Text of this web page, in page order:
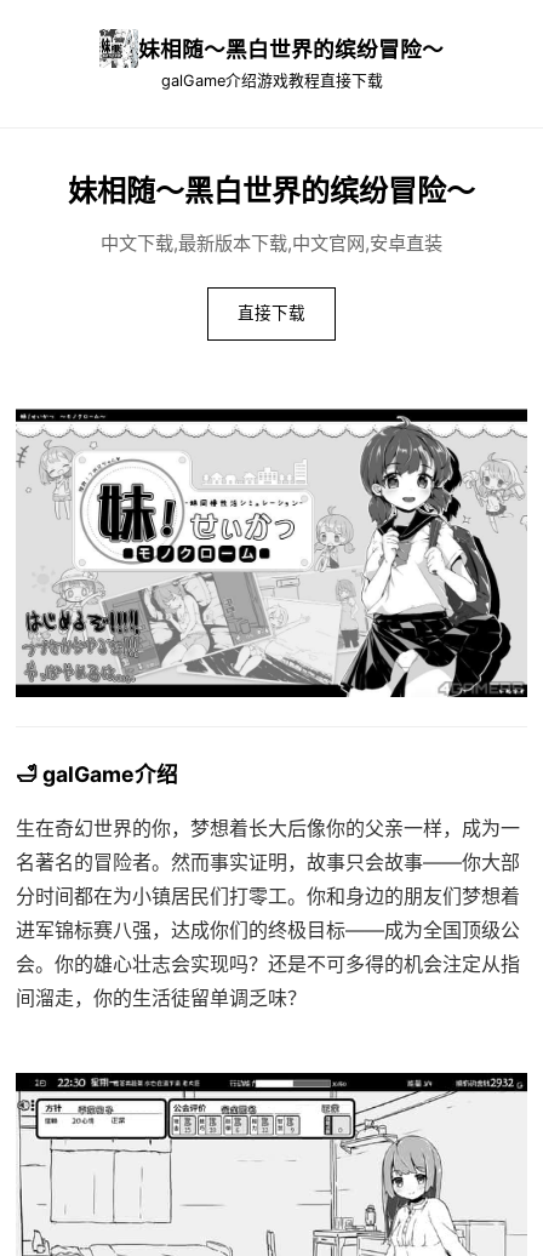
妹相随～黑白世界的缤纷冒险～
galGame介绍游戏教程直接下载
妹相随～黑白世界的缤纷冒险～
中文下载,最新版本下载,中文官网,安卓直装
直接下载
🛁 galGame介绍
生在奇幻世界的你，梦想着长大后像你的父亲一样，成为一
名著名的冒险者。然而事实证明，故事只会故事——你大部
分时间都在为小镇居民们打零工。你和身边的朋友们梦想着
进军锦标赛八强，达成你们的终极目标——成为全国顶级公
会。你的雄心壮志会实现吗？还是不可多得的机会注定从指
间溜走，你的生活徒留单调乏味？